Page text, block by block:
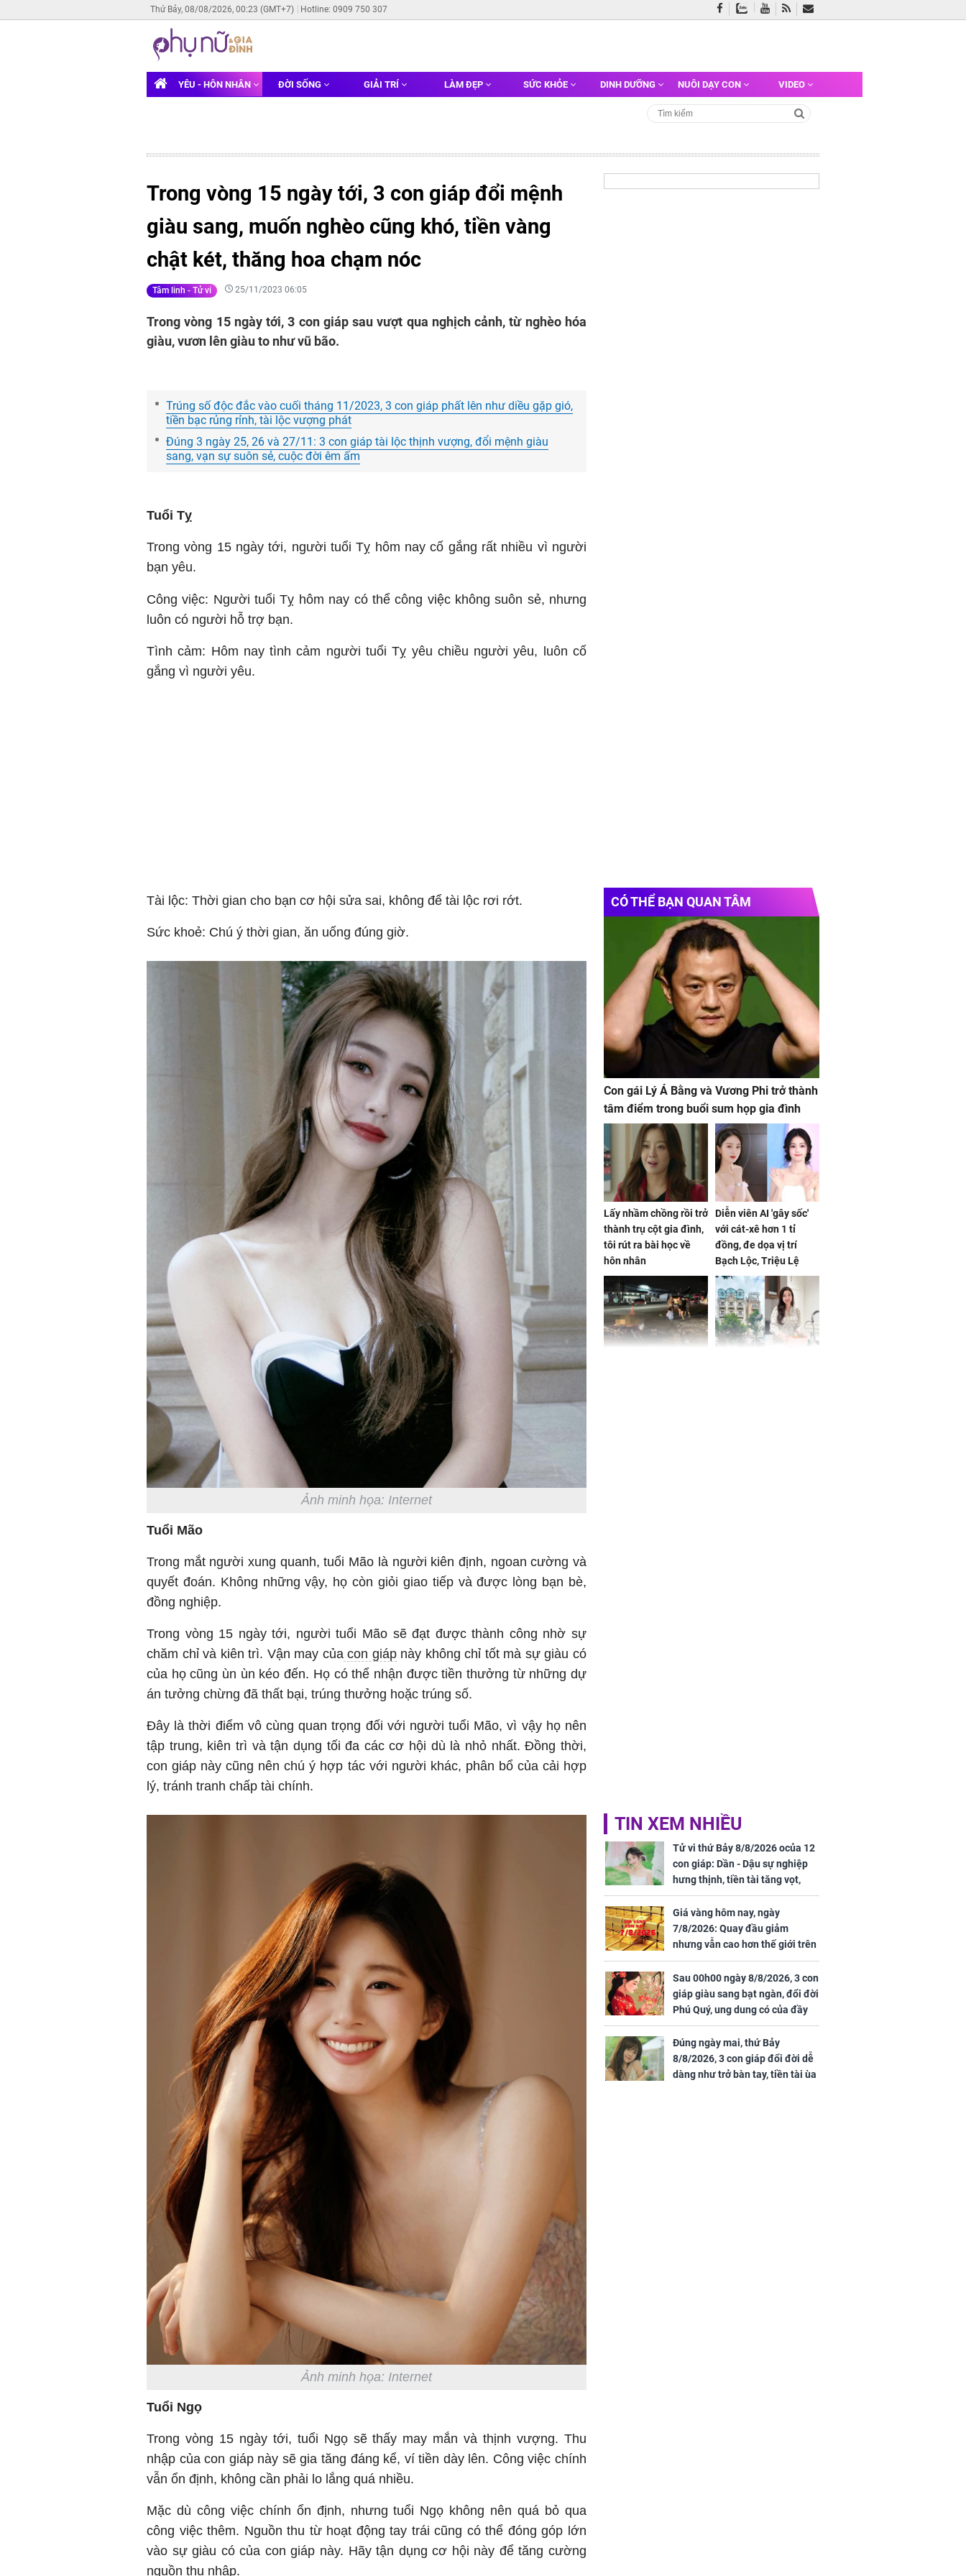
Thứ Bảy, 08/08/2026, 00:23 (GMT+7) Hotline: 0909 750 307
YÊU - HÔN NHÂN ĐỜI SỐNG GIẢI TRÍ LÀM ĐẸP SỨC KHỎE DINH DƯỠNG NUÔI DẠY CON VIDEO
Trong vòng 15 ngày tới, 3 con giáp đổi mệnh
giàu sang, muốn nghèo cũng khó, tiền vàng
chật két, thăng hoa chạm nóc
Tâm linh - Tử vi 25/11/2023 06:05
Trong vòng 15 ngày tới, 3 con giáp sau vượt qua nghịch cảnh, từ nghèo hóa
giàu, vươn lên giàu to như vũ bão.
Trúng số độc đắc vào cuối tháng 11/2023, 3 con giáp phất lên như diều gặp gió,
tiền bạc rủng rỉnh, tài lộc vượng phát
Đúng 3 ngày 25, 26 và 27/11: 3 con giáp tài lộc thịnh vượng, đổi mệnh giàu
sang, vạn sự suôn sẻ, cuộc đời êm ấm
Tuổi Tỵ
Trong vòng 15 ngày tới, người tuổi Tỵ hôm nay cố gắng rất nhiều vì người
bạn yêu.
Công việc: Người tuổi Tỵ hôm nay có thể công việc không suôn sẻ, nhưng
luôn có người hỗ trợ bạn.
Tình cảm: Hôm nay tình cảm người tuổi Tỵ yêu chiều người yêu, luôn cố
gắng vì người yêu.
Tài lộc: Thời gian cho bạn cơ hội sửa sai, không để tài lộc rơi rớt.
Sức khoẻ: Chú ý thời gian, ăn uống đúng giờ.
Ảnh minh họa: Internet
Tuổi Mão
Trong mắt người xung quanh, tuổi Mão là người kiên định, ngoan cường và
quyết đoán. Không những vậy, họ còn giỏi giao tiếp và được lòng bạn bè,
đồng nghiệp.
Trong vòng 15 ngày tới, người tuổi Mão sẽ đạt được thành công nhờ sự
chăm chỉ và kiên trì. Vận may của con giápnày không chỉ tốt mà sự giàu có
của họ cũng ùn ùn kéo đến. Họ có thể nhận được tiền thưởng từ những dự
án tưởng chừng đã thất bại, trúng thưởng hoặc trúng số.
Đây là thời điểm vô cùng quan trọng đối với người tuổi Mão, vì vậy họ nên
tập trung, kiên trì và tận dụng tối đa các cơ hội dù là nhỏ nhất. Đồng thời,
con giáp này cũng nên chú ý hợp tác với người khác, phân bổ của cải hợp
lý, tránh tranh chấp tài chính.
Ảnh minh họa: Internet
Tuổi Ngọ
Trong vòng 15 ngày tới, tuổi Ngọ sẽ thấy may mắn và thịnh vượng. Thu
nhập của con giáp này sẽ gia tăng đáng kể, ví tiền dày lên. Công việc chính
vẫn ổn định, không cần phải lo lắng quá nhiều.
Mặc dù công việc chính ổn định, nhưng tuổi Ngọ không nên quá bỏ qua
công việc thêm. Nguồn thu từ hoạt động tay trái cũng có thể đóng góp lớn
vào sự giàu có của con giáp này. Hãy tận dụng cơ hội này để tăng cường
nguồn thu nhập.
CÓ THỂ BẠN QUAN TÂM
Con gái Lý Á Bằng và Vương Phi trở thành
tâm điểm trong buổi sum họp gia đình
Lấy nhầm chồng rồi trở
thành trụ cột gia đình,
tôi rút ra bài học về
hôn nhân
Diễn viên AI 'gây sốc'
với cát-xê hơn 1 tỉ
đồng, đe dọa vị trí
Bạch Lộc, Triệu Lệ
Dĩnh
TIN XEM NHIỀU
Tử vi thứ Bảy 8/8/2026 ocủa 12
con giáp: Dần - Dậu sự nghiệp
hưng thịnh, tiền tài tăng vọt,
Mão - Thân công việc bất trắc,
tiền mất tật mang
Giá vàng hôm nay, ngày
7/8/2026: Quay đầu giảm
nhưng vẫn cao hơn thế giới trên
7 triệu đồng
Sau 00h00 ngày 8/8/2026, 3 con
giáp giàu sang bạt ngàn, đổi đời
Phú Quý, ung dung có của đầy
nhà, ngày càng hưng thịnh sung
túc
Đúng ngày mai, thứ Bảy
8/8/2026, 3 con giáp đổi đời dễ
dàng như trở bàn tay, tiền tài ùa